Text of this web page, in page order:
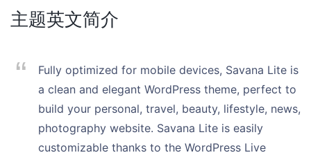
主题英文简介
Fully optimized for mobile devices, Savana Lite is
a clean and elegant WordPress theme, perfect to
build your personal, travel, beauty, lifestyle, news,
photography website. Savana Lite is easily
customizable thanks to the WordPress Live